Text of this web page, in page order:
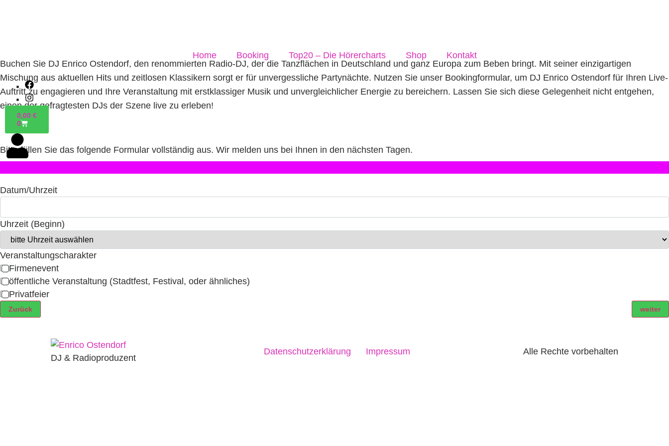
Home Booking Top20 – Die Hörercharts Shop Kontakt
0,00 €
0
Buchen Sie DJ Enrico Ostendorf, den renommierten Radio-DJ, der die Tanzflächen in Deutschland und ganz Europa zum Beben bringt. Mit seiner einzigartigen
Mischung aus aktuellen Hits und zeitlosen Klassikern sorgt er für unvergessliche Partynächte. Nutzen Sie unser Bookingformular, um DJ Enrico Ostendorf für Ihren Live-
Auftritt zu engagieren und Ihre Veranstaltung mit erstklassiger Musik und unvergleichlicher Energie zu bereichern. Lassen Sie sich diese Gelegenheit nicht entgehen,
einen der gefragtesten DJs der Szene live zu erleben!
Bitte füllen Sie das folgende Formular vollständig aus. Wir melden uns bei Ihnen in den nächsten Tagen.
Datum/Uhrzeit
Uhrzeit (Beginn)
Veranstaltungscharakter
Firmenevent
öffentliche Veranstaltung (Stadtfest, Festival, oder ähnliches)
Privatfeier
Zurück weiter
DJ & Radioproduzent
Datenschutzerklärung Impressum Alle Rechte vorbehalten